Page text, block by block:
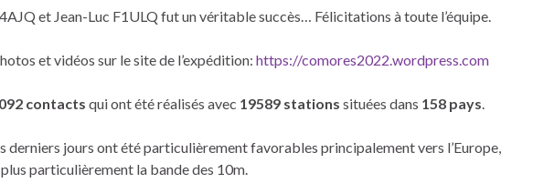
et Jean-Luc F1ULQ fut un véritable succès… Félicitations à toute l’équipe.
et vidéos sur le site de l’expédition: https://comores2022.wordpress.com
contacts qui ont été réalisés avec 19589 stations situées dans 158 pays.
derniers jours ont été particulièrement favorables principalement vers l’Europe,
particulièrement la bande des 10m.